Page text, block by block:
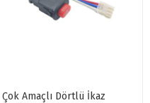
Çok Amaçlı Dörtlü İkaz